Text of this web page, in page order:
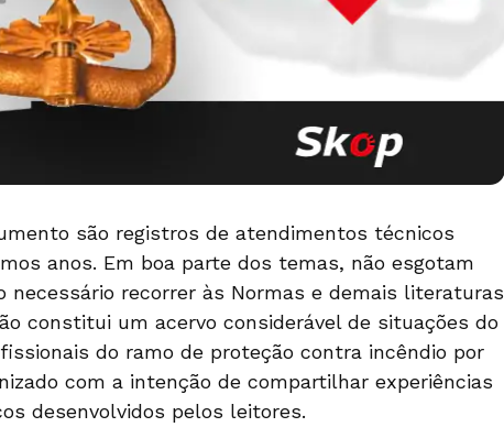
são registros de atendimentos técnicos
anos. Em boa parte dos temas, não esgotam
recorrer às Normas e demais literaturas
constitui um acervo considerável de situações do
do ramo de proteção contra incêndio por
com a intenção de compartilhar experiências
desenvolvidos pelos leitores.